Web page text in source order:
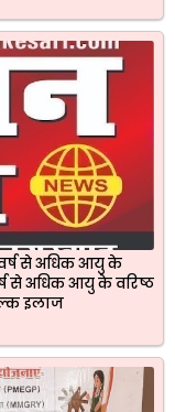
से अधिक आयु के
से अधिक आयु के वरिष्ठ
इलाज